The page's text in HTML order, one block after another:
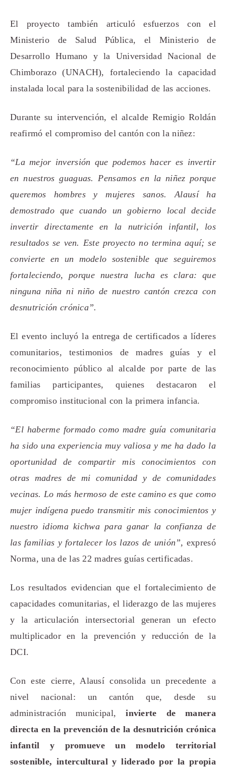
El proyecto también articuló esfuerzos con el
Ministerio de Salud Pública, el Ministerio de
Desarrollo Humano y la Universidad Nacional de
Chimborazo (UNACH), fortaleciendo la capacidad
instalada local para la sostenibilidad de las acciones.
Durante su intervención, el alcalde Remigio Roldán
reafirmó el compromiso del cantón con la niñez:
“La mejor inversión que podemos hacer es invertir
en nuestros guaguas. Pensamos en la niñez porque
queremos hombres y mujeres sanos. Alausí ha
demostrado que cuando un gobierno local decide
invertir directamente en la nutrición infantil, los
resultados se ven. Este proyecto no termina aquí; se
convierte en un modelo sostenible que seguiremos
fortaleciendo, porque nuestra lucha es clara: que
ninguna niña ni niño de nuestro cantón crezca con
desnutrición crónica”.
El evento incluyó la entrega de certificados a líderes
comunitarios, testimonios de madres guías y el
reconocimiento público al alcalde por parte de las
familias participantes, quienes destacaron el
compromiso institucional con la primera infancia.
“El haberme formado como madre guía comunitaria
ha sido una experiencia muy valiosa y me ha dado la
oportunidad de compartir mis conocimientos con
otras madres de mi comunidad y de comunidades
vecinas. Lo más hermoso de este camino es que como
mujer indígena puedo transmitir mis conocimientos y
nuestro idioma kichwa para ganar la confianza de
las familias y fortalecer los lazos de unión”, expresó
Norma, una de las 22 madres guías certificadas.
Los resultados evidencian que el fortalecimiento de
capacidades comunitarias, el liderazgo de las mujeres
y la articulación intersectorial generan un efecto
multiplicador en la prevención y reducción de la
DCI.
Con este cierre, Alausí consolida un precedente a
nivel nacional: un cantón que, desde su
administración municipal,invierte de manera
directa en la prevención de la desnutrición crónica
infantil y promueve un modelo territorial
sostenible, intercultural y liderado por la propia